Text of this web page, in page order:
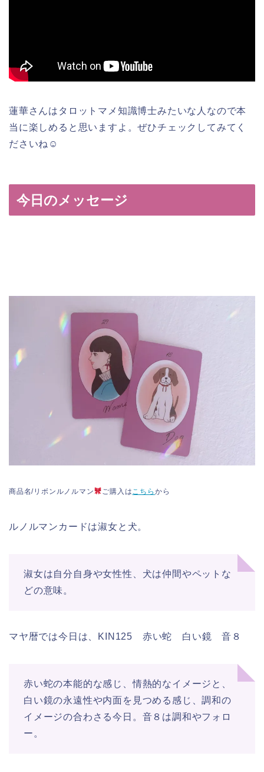
蓮華さんはタロットマメ知識博士みたいな人なので本
当に楽しめると思いますよ。ぜひチェックしてみてく
ださいね☺
今日のメッセージ
商品名/リボンルノルマン ご購入は こちら から
ルノルマンカードは淑女と犬。
淑女は自分自身や女性性、犬は仲間やペットな
どの意味。
マヤ暦では今日は、KIN125 赤い蛇 白い鏡 音８
赤い蛇の本能的な感じ、情熱的なイメージと、
白い鏡の永遠性や内面を見つめる感じ、調和の
イメージの合わさる今日。音８は調和やフォロ
ー。